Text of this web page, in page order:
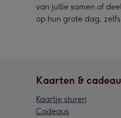
van jullie samen of
op hun grote dag,
Kaarten &
Kaartje sturen
Cadeaus